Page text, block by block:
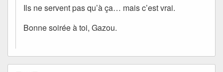
Ils ne servent pas qu’à ça… mais c’est vrai.
Bonne soirée à toi, Gazou.